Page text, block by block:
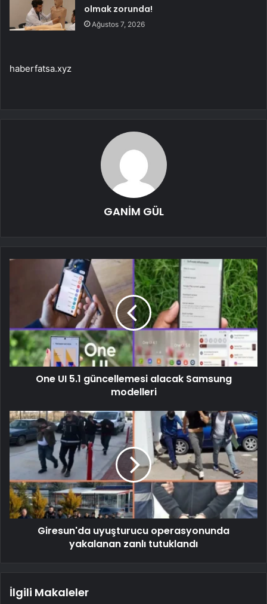
olmak zorunda!
Ağustos 7, 2026
haberfatsa.xyz
GANİM GÜL
One UI 5.1 güncellemesi alacak Samsung
modelleri
Giresun'da uyuşturucu operasyonunda
yakalanan zanlı tutuklandı
İlgili Makaleler